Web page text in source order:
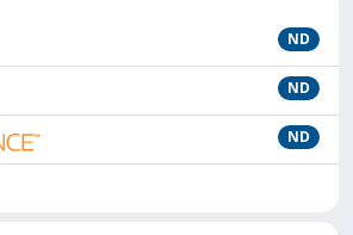
ND
ND
ND